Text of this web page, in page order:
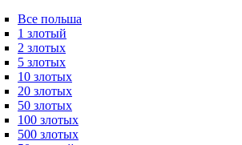
Все польша
1 злотый
2 злотых
5 злотых
10 злотых
20 злотых
50 злотых
100 злотых
500 злотых